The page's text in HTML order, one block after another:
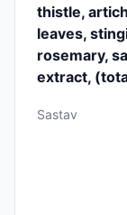
thistle,
leaves,
rosemary,
extract,
Sastav